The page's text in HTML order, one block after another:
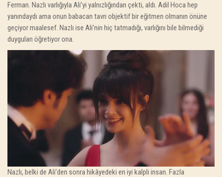
Ferman. Nazlı varlığıyla Ali’yi yalnızlığından çekti, aldı. Adil Hoca hep
yanındaydı ama onun babacan tavrı objektif bir eğitmen olmanın önüne
geçiyor maalesef. Nazlı ise Ali’nin hiç tatmadığı, varlığını bile bilmediği
duyguları öğretiyor ona.
Nazlı, belki de Ali’den sonra hikâyedeki en iyi kalpli insan. Fazla